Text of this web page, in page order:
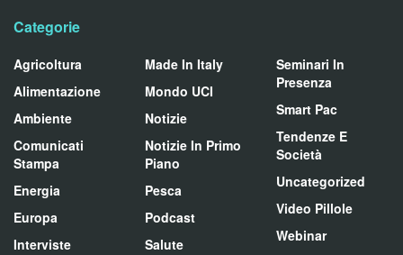
Categorie
Agricoltura
Alimentazione
Ambiente
Comunicati
Stampa
Energia
Europa
Interviste
Made In Italy
Mondo UCI
Notizie
Notizie In Primo
Piano
Pesca
Podcast
Salute
Seminari In
Presenza
Smart Pac
Tendenze E
Società
Uncategorized
Video Pillole
Webinar